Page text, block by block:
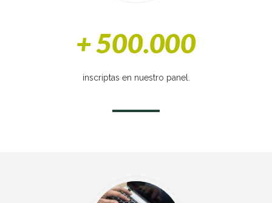
+ 500.000
inscriptas en nuestro panel.